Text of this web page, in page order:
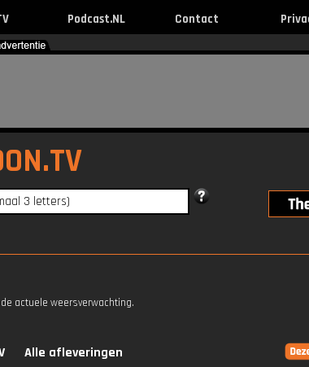
Podcast.NL Contact
actuele weersverwachting.
Alle afleveringen